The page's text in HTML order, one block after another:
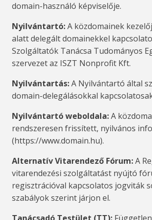
domain-használó képviselője.
Nyilvántartó: A közdomainek
alatt delegált domainekkel
Szolgáltatók Tanácsa Tudományos
szervezet az ISZT Nonprofit Kft.
Nyilvántartás: A Nyilvántartó által
domain-delegálásokkal
Nyilvántartó weboldala: A
rendszeresen frissített, nyilvános
(https://www.domain.hu).
Alternatív Vitarendező Fórum: A
vitarendezési szolgáltatást nyújtó
regisztrációval kapcsolatos jogviták
szabályok szerint járjon el.